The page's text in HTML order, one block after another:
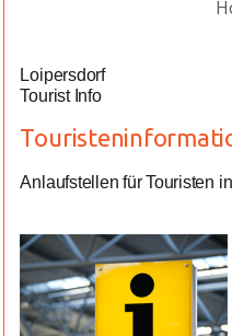
Loipersdorf
Tourist Info
Anlaufstellen für Touristen